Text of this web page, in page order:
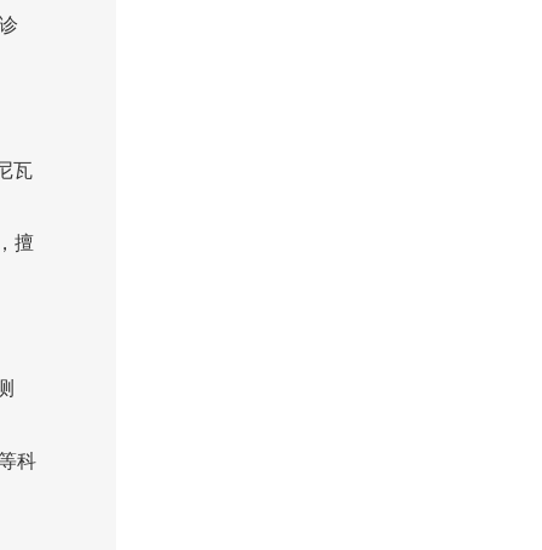
瓦
擅
科